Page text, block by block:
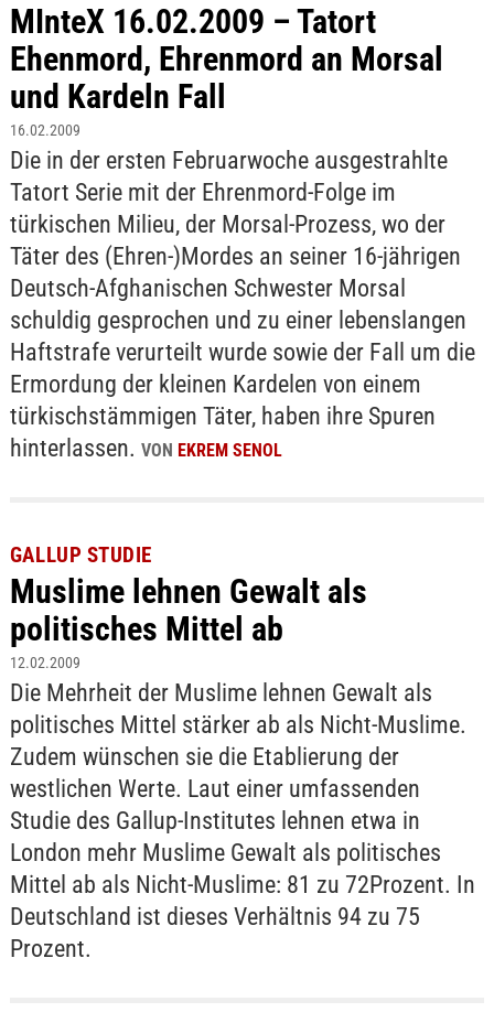
MInteX 16.02.2009 – Tatort
Ehenmord, Ehrenmord an Morsal
und Kardeln Fall
16.02.2009
Die in der ersten Februarwoche ausgestrahlte
Tatort Serie mit der Ehrenmord-Folge im
türkischen Milieu, der Morsal-Prozess, wo der
Täter des (Ehren-)Mordes an seiner 16-jährigen
Deutsch-Afghanischen Schwester Morsal
schuldig gesprochen und zu einer lebenslangen
Haftstrafe verurteilt wurde sowie der Fall um die
Ermordung der kleinen Kardelen von einem
türkischstämmigen Täter, haben ihre Spuren
hinterlassen. VON EKREM SENOL
GALLUP STUDIE
Muslime lehnen Gewalt als
politisches Mittel ab
12.02.2009
Die Mehrheit der Muslime lehnen Gewalt als
politisches Mittel stärker ab als Nicht-Muslime.
Zudem wünschen sie die Etablierung der
westlichen Werte. Laut einer umfassenden
Studie des Gallup-Institutes lehnen etwa in
London mehr Muslime Gewalt als politisches
Mittel ab als Nicht-Muslime: 81 zu 72Prozent. In
Deutschland ist dieses Verhältnis 94 zu 75
Prozent.